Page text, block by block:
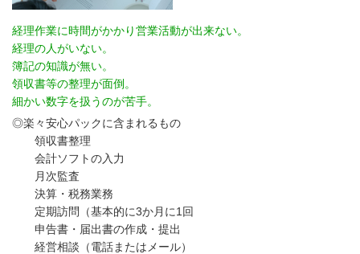
経理作業に時間がかかり営業活動が出来ない。
経理の人がいない。
簿記の知識が無い。
領収書等の整理が面倒。
細かい数字を扱うのが苦手。
◎楽々安心パックに含まれるもの
領収書整理
会計ソフトの入力
月次監査
決算・税務業務
定期訪問（基本的に3か月に1回
申告書・届出書の作成・提出
経営相談（電話またはメール）